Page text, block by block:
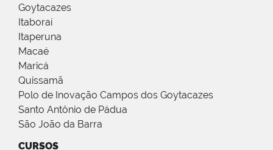
Goytacazes
Itaboraí
Itaperuna
Macaé
Maricá
Quissamã
Polo de Inovação Campos dos Goytacazes
Santo Antônio de Pádua
São João da Barra
CURSOS